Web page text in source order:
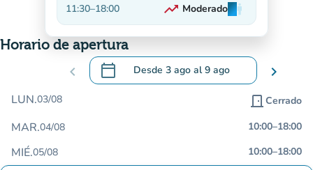
11:30–18:00 trending_up
En aumento
Moderadoman
man
man
Horario de apertura
chevron_left calendar_today Desde 3 ago al9 ago
.Abra el calendario para cambiar las
chevron_right
LUN.03/08 door_front Cerrado
MAR.04/08 10:00–18:00
MIÉ.05/08 10:00–18:00